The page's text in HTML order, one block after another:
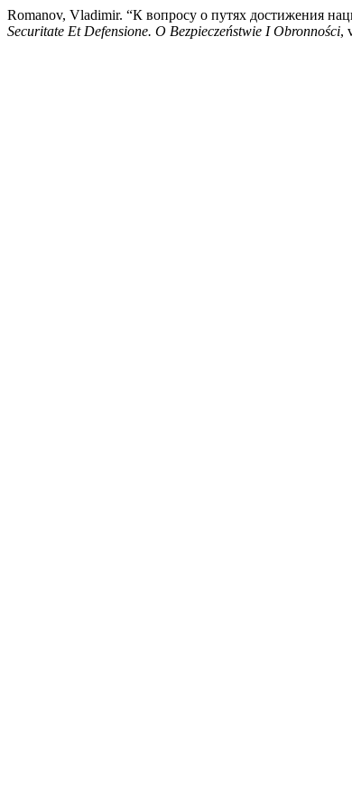
Romanov, Vladimir. “К вопросу о путях достижения
Securitate Et Defensione. O Bezpieczeństwie I Obronności,